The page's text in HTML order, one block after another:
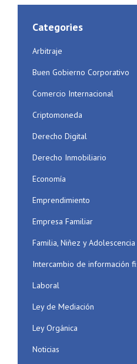
Categories
Arbitraje
Buen Gobierno Corporativo
Comercio Internacional
Criptomoneda
Derecho Digital
Derecho Inmobiliario
Economía
Emprendimiento
Empresa Familiar
Familia, Niñez y Adolescencia
Intercambio de información
Laboral
Ley de Mediación
Ley Orgánica
Noticias